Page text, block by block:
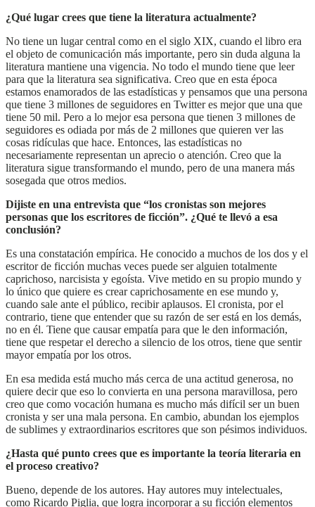
¿Qué lugar crees que tiene la literatura actualmente?
No tiene un lugar central como en el siglo XIX, cuando el libro era
el objeto de comunicación más importante, pero sin duda alguna la
literatura mantiene una vigencia. No todo el mundo tiene que leer
para que la literatura sea significativa. Creo que en esta época
estamos enamorados de las estadísticas y pensamos que una persona
que tiene 3 millones de seguidores en Twitter es mejor que una que
tiene 50 mil. Pero a lo mejor esa persona que tienen 3 millones de
seguidores es odiada por más de 2 millones que quieren ver las
cosas ridículas que hace. Entonces, las estadísticas no
necesariamente representan un aprecio o atención. Creo que la
literatura sigue transformando el mundo, pero de una manera más
sosegada que otros medios.
Dijiste en una entrevista que “los cronistas son mejores
personas que los escritores de ficción”. ¿Qué te llevó a esa
conclusión?
Es una constatación empírica. He conocido a muchos de los dos y el
escritor de ficción muchas veces puede ser alguien totalmente
caprichoso, narcisista y egoísta. Vive metido en su propio mundo y
lo único que quiere es crear caprichosamente en ese mundo y,
cuando sale ante el público, recibir aplausos. El cronista, por el
contrario, tiene que entender que su razón de ser está en los demás,
no en él. Tiene que causar empatía para que le den información,
tiene que respetar el derecho a silencio de los otros, tiene que sentir
mayor empatía por los otros.
En esa medida está mucho más cerca de una actitud generosa, no
quiere decir que eso lo convierta en una persona maravillosa, pero
creo que como vocación humana es mucho más difícil ser un buen
cronista y ser una mala persona. En cambio, abundan los ejemplos
de sublimes y extraordinarios escritores que son pésimos individuos.
¿Hasta qué punto crees que es importante la teoría literaria en
el proceso creativo?
Bueno, depende de los autores. Hay autores muy intelectuales,
como Ricardo Piglia, que logra incorporar a su ficción elementos